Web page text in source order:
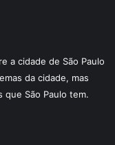
a cidade de São Paulo
da cidade, mas
que São Paulo tem.